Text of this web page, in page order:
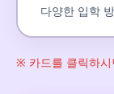
다양한 입학
※ 카드를 클릭하시